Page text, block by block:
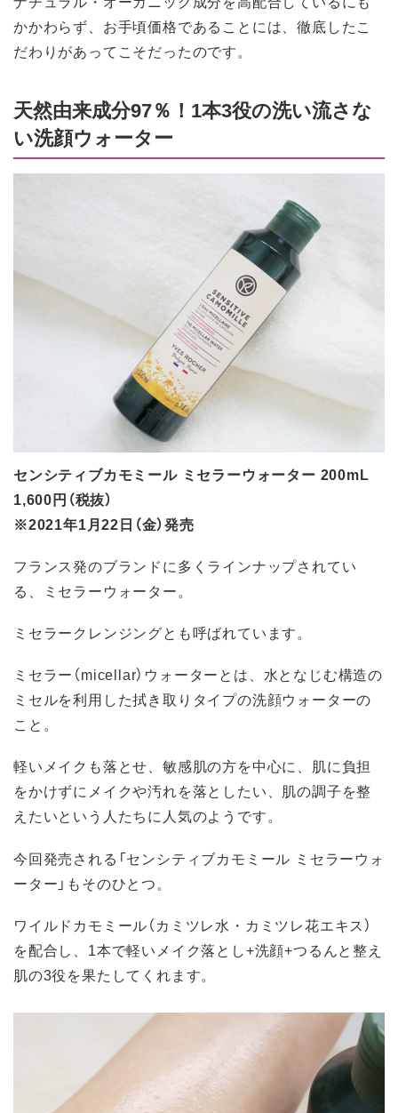
かかわらず、お手頃価格であることには、徹底したこ
だわりがあってこそだったのです。
天然由来成分97％！1本3役の洗い流さな
い洗顔ウォーター
センシティブカモミール ミセラーウォーター 200mL
1,600円（税抜）
※2021年1月22日（金）発売
フランス発のブランドに多くラインナップされてい
る、ミセラーウォーター。
ミセラークレンジングとも呼ばれています。
ミセラー（micellar）ウォーターとは、水となじむ構造の
ミセルを利用した拭き取りタイプの洗顔ウォーターの
こと。
軽いメイクも落とせ、敏感肌の方を中心に、肌に負担
をかけずにメイクや汚れを落としたい、肌の調子を整
えたいという人たちに人気のようです。
今回発売される「センシティブカモミール ミセラーウォ
ーター」もそのひとつ。
ワイルドカモミール（カミツレ水・カミツレ花エキス）
を配合し、1本で軽いメイク落とし+洗顔+つるんと整え
肌の3役を果たしてくれます。